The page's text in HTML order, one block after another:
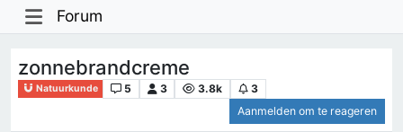
Forum
zonnebrandcreme
Natuurkunde 5 3 3.8k
3
Aanmelden om te reageren